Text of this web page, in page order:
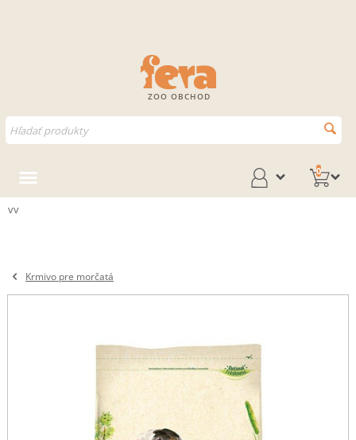
ZOO OBCHOD
0
vv
Krmivo pre morčatá